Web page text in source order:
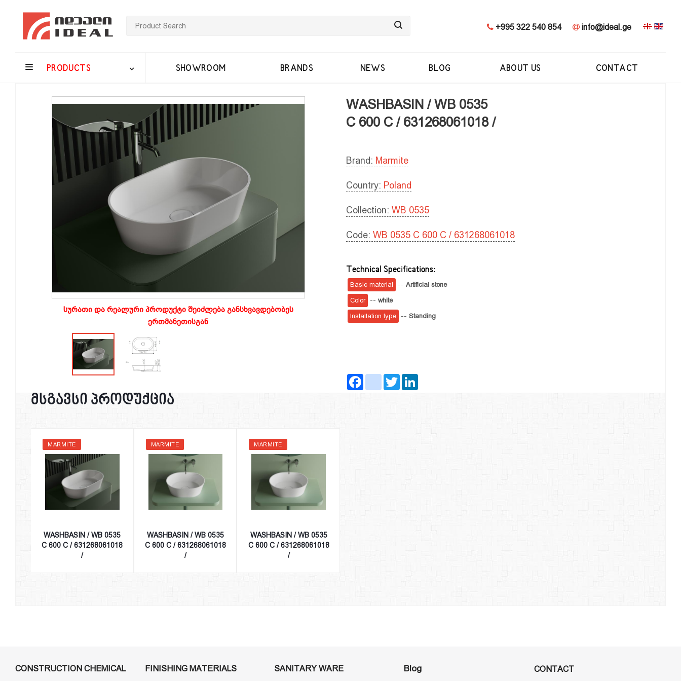
info@ideal.ge
+995 322 540 854
PRODUCTS SHOWROOM BRANDS NEWS BLOG ABOUT US CONTACT
სურათი და რეალური პროდუქტი შეიძლება განსხვავდებობეს
ერთმანეთისგან
WASHBASIN / WB 0535
C 600 C / 631268061018 /
Brand: Marmite
Country: Poland
Collection: WB 0535
Code: WB 0535 C 600 C / 631268061018
Technical Specifications:
Basic material -- Artificial stone
Color -- white
Installation type -- Standing
FacebookinstagramTwitter
მსგავსი პროდუქცია
MARMITE
WASHBASIN / WB 0535
C 600 C / 631268061018
/
MARMITE
WASHBASIN / WB 0535
C 600 C / 631268061018
/
MARMITE
WASHBASIN / WB 0535
C 600 C / 631268061018
/
CONSTRUCTION CHEMICAL FINISHING MATERIALS SANITARY WARE Blog CONTACT